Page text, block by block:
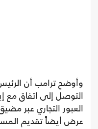
وأوضح ترامب أن
التوصل إلى اتفاق مع
العبور التجاري عبر
عرض أيضاً تقديم